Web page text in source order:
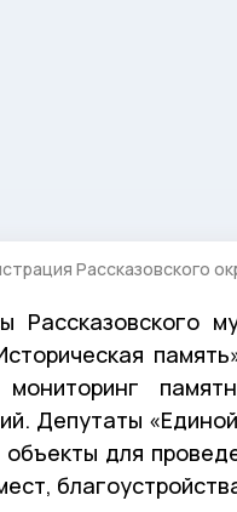
Рассказовского
Рассказовского
Депутаты
объекты для